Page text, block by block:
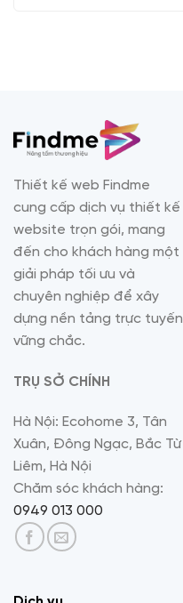
Thiết kế web Findme
cung cấp dịch vụ thiết kế
website trọn gói, mang
đến cho khách hàng một
giải pháp tối ưu và
chuyên nghiệp để xây
dựng nền tảng trực tuyến
vững chắc.
TRỤ SỞ CHÍNH
Hà Nội: Ecohome 3, Tân
Xuân, Đông Ngạc, Bắc Từ
Liêm, Hà Nội
Chăm sóc khách hàng:
0949 013 000